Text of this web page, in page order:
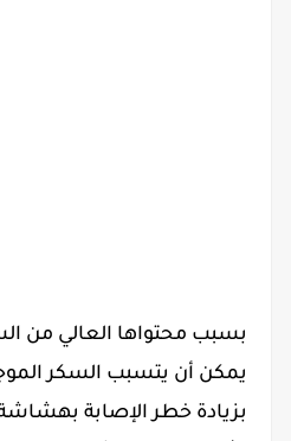
بسبب محتواها العالي من
يمكن أن يتسبب السكر
بزيادة خطر الإصابة